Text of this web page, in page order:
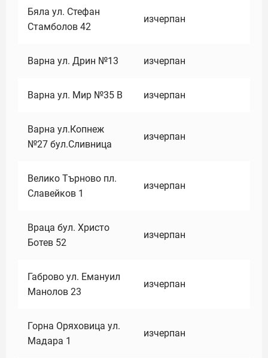
Бяла ул. Стефан
Стамболов 42
изчерпан
Варна ул. Дрин №13 изчерпан
Варна ул. Мир №35 В изчерпан
Варна ул.Копнеж
№27 бул.Сливница
изчерпан
Велико Търново пл.
Славейков 1
изчерпан
Враца бул. Христо
Ботев 52
изчерпан
Габрово ул. Емануил
Манолов 23
изчерпан
Горна Оряховица ул.
Мадара 1
изчерпан